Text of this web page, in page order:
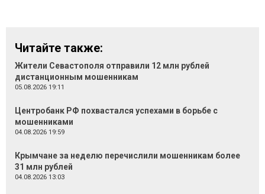
Читайте также:
Жители Севастополя отправили 12 млн рублей
дистанционным мошенникам
05.08.2026 19:11
Центробанк РФ похвастался успехами в борьбе с
мошенниками
04.08.2026 19:59
Крымчане за неделю перечислили мошенникам более
31 млн рублей
04.08.2026 13:03